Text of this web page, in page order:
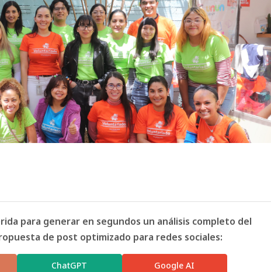
para generar en segundos un análisis completo del
de post optimizado para redes sociales:
ChatGPT Google AI